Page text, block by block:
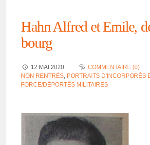
Hahn Alfred et Emile,
bourg
12 MAI 2020 COMMENTAIRE (0)
NON RENTRÉS, PORTRAITS D'INCORPORÉS
FORCE/DÉPORTÉS MILITAIRES